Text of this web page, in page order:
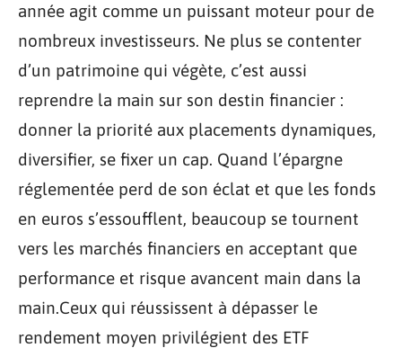
année agit comme un puissant moteur pour de
nombreux investisseurs. Ne plus se contenter
d’un patrimoine qui végète, c’est aussi
reprendre la main sur son destin financier :
donner la priorité aux placements dynamiques,
diversifier, se fixer un cap. Quand l’épargne
réglementée perd de son éclat et que les fonds
en euros s’essoufflent, beaucoup se tournent
vers les marchés financiers en acceptant que
performance et risque avancent main dans la
main.Ceux qui réussissent à dépasser le
rendement moyen privilégient des ETF